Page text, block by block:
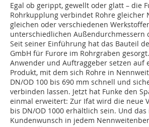
Egal ob gerippt, gewellt oder glatt – die
Rohrkupplung verbindet Rohre gleicher
gleichen oder verschiedenen
unterschiedlichen Außendurchmessern
Seit seiner Einführung hat das Bauteil
GmbH für Furore im Rohrgraben
Anwender und Auftraggeber setzen auf
Produkt, mit dem sich Rohre in
DN/OD 100 bis 690 mm schnell und
verbinden lassen. Jetzt hat Funke den
einmal erweitert: Zur Ifat wird die neue
bis DN/OD 1000 erhältlich sein. Und
Kundenwunsch in jedem